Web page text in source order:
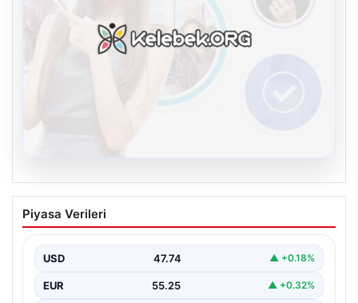
Kelebek.Org İle Dijital İletişimin Seviyeli
Adresi Ve Muhabbet Deneyimi
kurması kritik bir hassasiyet taşımaktadır. Halen pek…
Piyasa Verileri
USD 47.74 ▲ +0.18%
EUR 55.25 ▲ +0.32%